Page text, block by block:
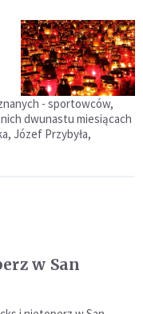
- sportowców,
dwunastu miesiącach
Józef Przybyła,
w San